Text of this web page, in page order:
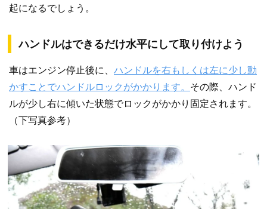
起になるでしょう。
ハンドルはできるだけ水平にして取り付けよう
車はエンジン停止後に、 ハンドルを右もしくは左に少し動
かすことでハンドルロックがかかります。 その際、ハンド
ルが少し右に傾いた状態でロックがかかり固定されます。
（下写真参考）